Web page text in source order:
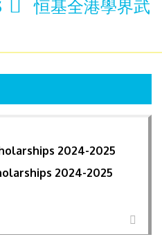
恒基全港學界武
2024-2025
2024-2025